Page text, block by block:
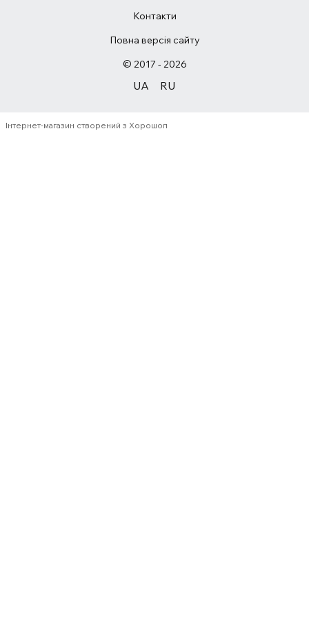
Контакти
Повна версія сайту
© 2017 - 2026
UA RU
Інтернет-магазин створений з Хорошоп